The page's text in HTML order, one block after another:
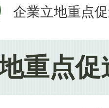
企業立地重点
重点促